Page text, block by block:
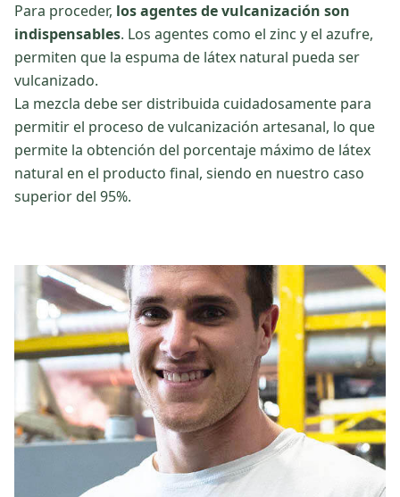
Para proceder, los agentes de vulcanización son
indispensables. Los agentes como el zinc y el azufre,
permiten que la espuma de látex natural pueda ser
vulcanizado.
La mezcla debe ser distribuida cuidadosamente para
permitir el proceso de vulcanización artesanal, lo que
permite la obtención del porcentaje máximo de látex
natural en el producto final, siendo en nuestro caso
superior del 95%.